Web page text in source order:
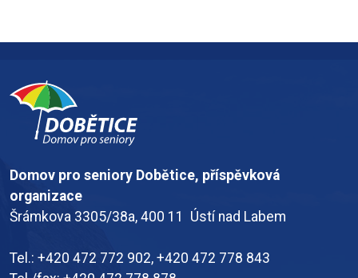
Domov pro seniory Dobětice, příspěvková
organizace
Šrámkova 3305/38a, 400 11 Ústí nad Labem
Tel.: +420 472 772 902, +420 472 778 843